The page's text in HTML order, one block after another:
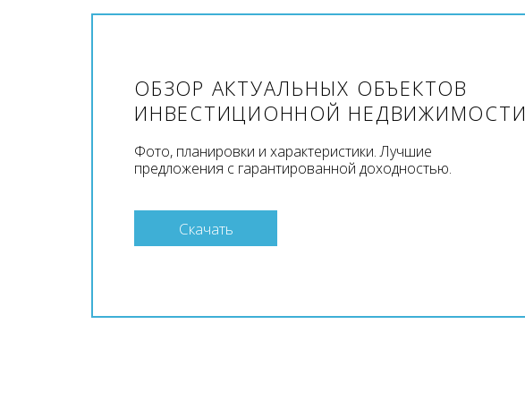
ОБЗОР АКТУАЛЬНЫХ ОБЪЕКТОВ
ИНВЕСТИЦИОННОЙ НЕДВИЖИМОСТИ
Фото, планировки и характеристики. Лучшие
предложения с гарантированной доходностью.
Скачать